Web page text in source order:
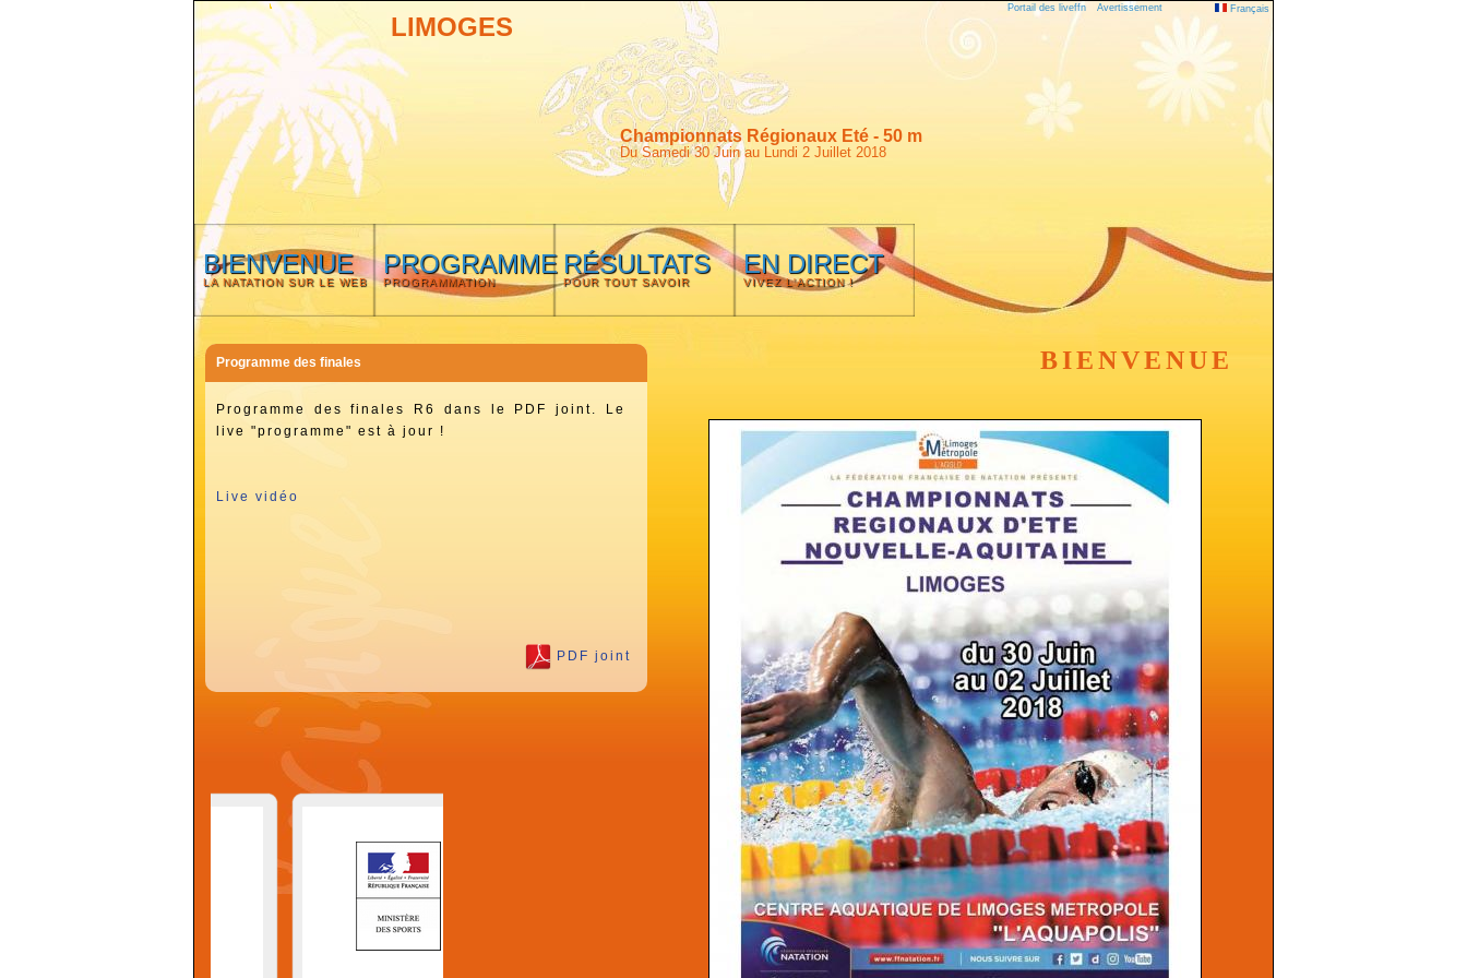
Portail des liveffn Avertissement Français
LIMOGES
Championnats Régionaux Eté - 50 m
Du Samedi 30 Juin au Lundi 2 Juillet 2018
BIENVENUE
LA NATATION SUR LE WEB
PROGRAMME
PROGRAMMATION
RÉSULTATS
POUR TOUT SAVOIR
EN DIRECT
VIVEZ L'ACTION !
BIENVENUE
Programme des finales
Programme des finales R6 dans le PDF joint. Le
live "programme" est à jour !
Live vidéo
PDF joint